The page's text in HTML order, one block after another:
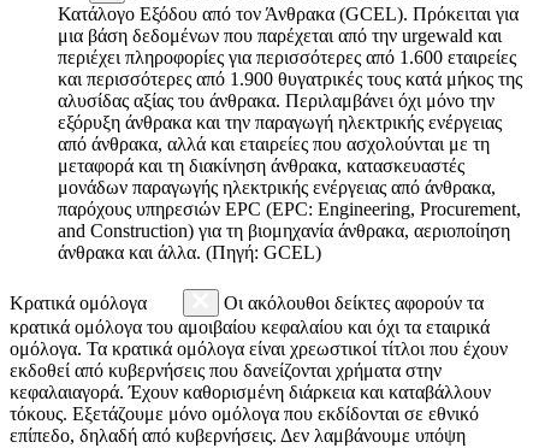
Κατάλογο Εξόδου από τον Άνθρακα (GCEL). Πρόκειται για
μια βάση δεδομένων που παρέχεται από την urgewald και
περιέχει πληροφορίες για περισσότερες από 1.600 εταιρείες
και περισσότερες από 1.900 θυγατρικές τους κατά μήκος της
αλυσίδας αξίας του άνθρακα. Περιλαμβάνει όχι μόνο την
εξόρυξη άνθρακα και την παραγωγή ηλεκτρικής ενέργειας
από άνθρακα, αλλά και εταιρείες που ασχολούνται με τη
μεταφορά και τη διακίνηση άνθρακα, κατασκευαστές
μονάδων παραγωγής ηλεκτρικής ενέργειας από άνθρακα,
παρόχους υπηρεσιών EPC (EPC: Engineering, Procurement,
and Construction) για τη βιομηχανία άνθρακα, αεριοποίηση
άνθρακα και άλλα. (Πηγή: GCEL)
Κρατικά ομόλογα
Οι ακόλουθοι δείκτες αφορούν τα
κρατικά ομόλογα του αμοιβαίου κεφαλαίου και όχι τα εταιρικά
ομόλογα. Τα κρατικά ομόλογα είναι χρεωστικοί τίτλοι που έχουν
εκδοθεί από κυβερνήσεις που δανείζονται χρήματα στην
κεφαλαιαγορά. Έχουν καθορισμένη διάρκεια και καταβάλλουν
τόκους. Εξετάζουμε μόνο ομόλογα που εκδίδονται σε εθνικό
επίπεδο, δηλαδή από κυβερνήσεις. Δεν λαμβάνουμε υπόψη